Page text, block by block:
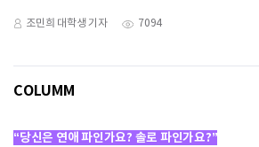
조민희 대학생 기자 7094
COLUMM
“당신은 연애 파인가요? 솔로 파인가요?”